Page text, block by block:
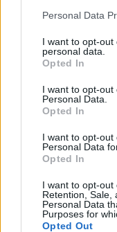
Personal Data
I want to opt-
personal data.
Opted In
I want to opt-out
Personal Data.
Opted In
I want to opt-
Personal Data
Opted In
I want to opt-out
Retention, Sale,
Personal Data
Purposes for
Opted Out
lokalaviser (
LLA
Ansvarlig
Liv Maren Mæhre
Ekspedisjon:
Tlf: 72 40 65 90
E-post:
E-post:
Utgiver:
Fjell-Ljom AS